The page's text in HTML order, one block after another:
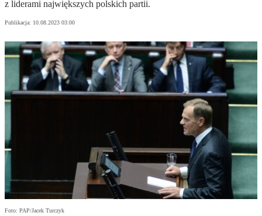
z liderami największych polskich partii.
Publikacja: 10.08.2023 03:00
Foto: PAP/Jacek Turczyk